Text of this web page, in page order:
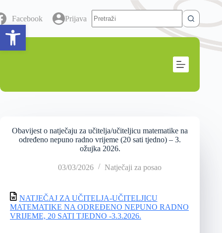
Open toolbar
Facebook Prijava
Obavijest o natječaju za učitelja/učiteljicu matematike na
određeno nepuno radno vrijeme (20 sati tjedno) – 3.
ožujka 2026.
03/03/2026 Natječaji za posao
NATJEČAJ ZA UČITELJA-UČITELJICU
MATEMATIKE NA ODREĐENO NEPUNO RADNO
VRIJEME, 20 SATI TJEDNO -3.3.2026.